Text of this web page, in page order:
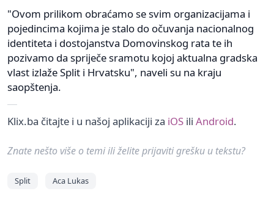
"Ovom prilikom obraćamo se svim organizacijama i
pojedincima kojima je stalo do očuvanja nacionalnog
identiteta i dostojanstva Domovinskog rata te ih
pozivamo da spriječe sramotu kojoj aktualna gradska
vlast izlaže Split i Hrvatsku", naveli su na kraju
saopštenja.
Klix.ba čitajte i u našoj aplikaciji za iOS ili Android.
Znate nešto više o temi ili želite prijaviti grešku u tekstu?
Split Aca Lukas